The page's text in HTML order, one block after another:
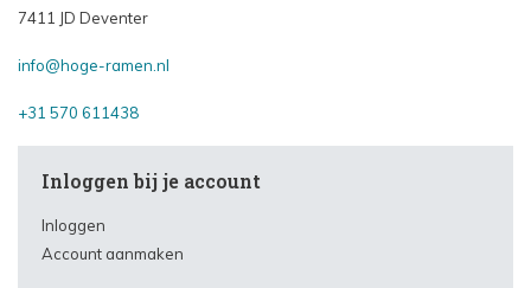
7411 JD Deventer
info@hoge-ramen.nl
+31 570 611438
Inloggen bij je account
Inloggen
Account aanmaken